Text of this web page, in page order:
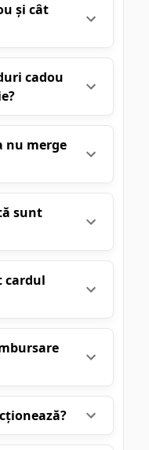
și cât
cadou
nu merge
sunt
cardul